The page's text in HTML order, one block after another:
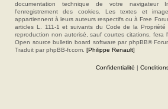
documentation technique de votre navigateur
l'enregistrement des cookies. Les textes et
appartiennent à leurs auteurs respectifs ou à Free
articles L. 111-1 et suivants du Code de la Propriété
reproduction non autorisé, sauf courtes citations, fera
Open source bulletin board software par phpBB®
Traduit par phpBB-fr.com. [Philippe Renault]
Confidentialité |